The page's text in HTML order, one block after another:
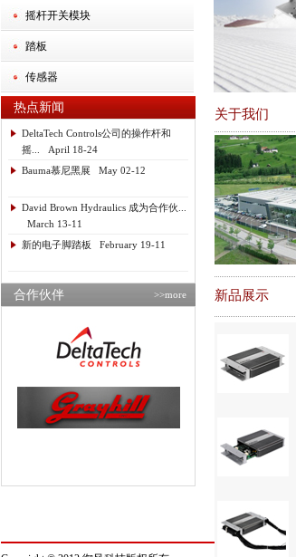
摇杆开关模块
踏板
传感器
热点新闻
DeltaTech Controls公司的操作杆和
摇... April 18-24
Bauma慕尼黑展 May 02-12
David Brown Hydraulics 成为合作伙...
March 13-11
新的电子脚踏板 February 19-11
合作伙伴 >>more
关于我们
新品展示